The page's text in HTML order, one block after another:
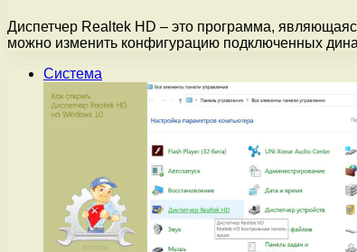
Диспетчер Realtek HD – это программа,
можно изменить конфигурацию подключенных
Система